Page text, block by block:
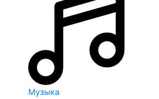
Музыка